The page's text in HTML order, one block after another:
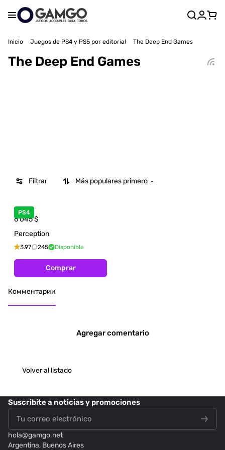
Inicio Juegos de PS4 y PS5 por editorial The Deep End Games
The Deep End Games
Filtrar Más populares primero
PS4
6 045$
Perception
3.97 245 Disponible
Comprar
Комментарии
Agregar comentario
Volver al listado
Suscribitea noticias y promociones
hola@gamgo.net
Argentina, Buenos Aires